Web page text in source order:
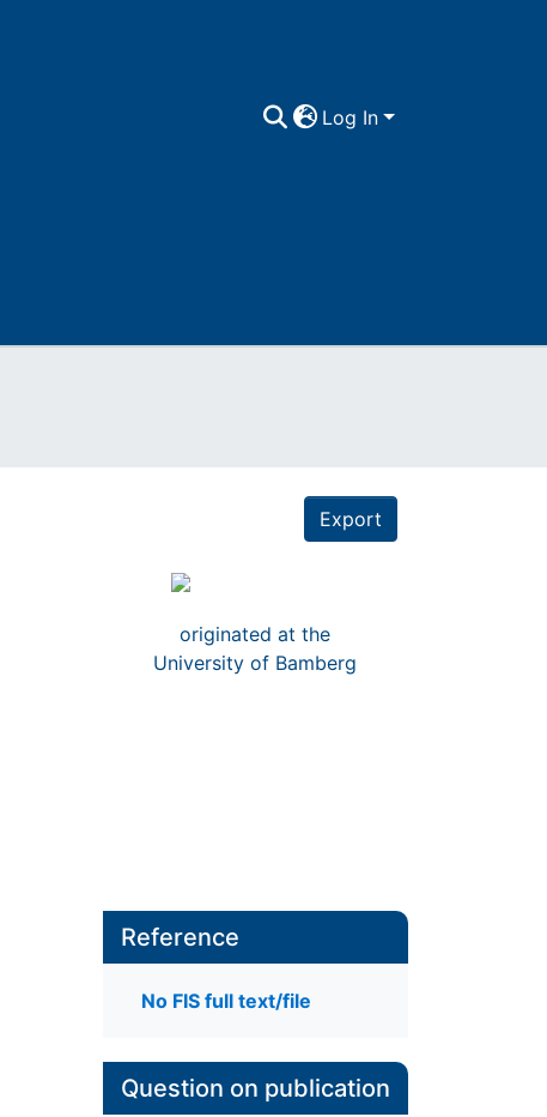
Log In
Export
originated at the
University of Bamberg
Reference
No FIS full text/file
Question on publication